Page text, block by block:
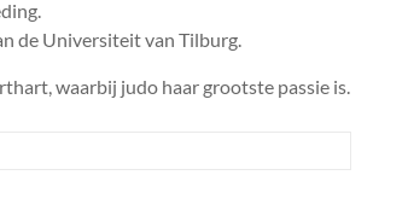
de Universiteit van Tilburg.
waarbij judo haar grootste passie is.